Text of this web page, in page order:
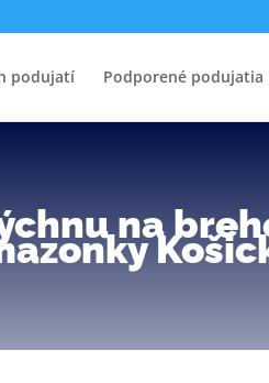
podujatí Podporené podujatia
na